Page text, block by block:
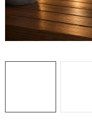
SEZÓNNE VÝPREDAJE
DOM A ZÁHRADA
OBCHODNÉ
O NÁS - MEGALED &